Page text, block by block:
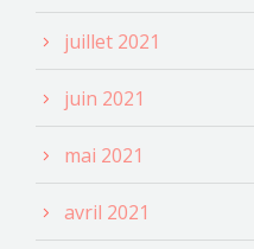
juillet 2021
juin 2021
mai 2021
avril 2021